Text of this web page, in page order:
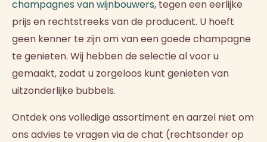
champagnes van wijnbouwers, tegen een eerlijke
prijs en rechtstreeks van de producent. U hoeft
geen kenner te zijn om van een goede champagne
te genieten. Wij hebben de selectie al voor u
gemaakt, zodat u zorgeloos kunt genieten van
uitzonderlijke bubbels.
Ontdek ons volledige assortiment en aarzel niet om
ons advies te vragen via de chat (rechtsonder op